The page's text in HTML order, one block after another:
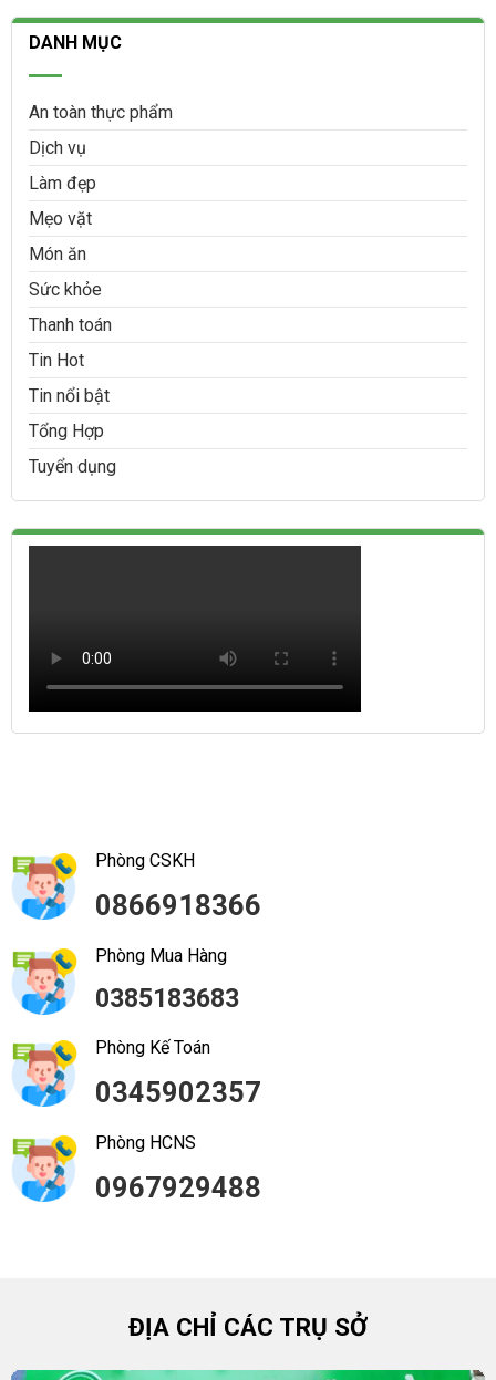
DANH MỤC
An toàn thực phẩm
Dịch vụ
Làm đẹp
Mẹo vặt
Món ăn
Sức khỏe
Thanh toán
Tin Hot
Tin nổi bật
Tổng Hợp
Tuyển dụng
Phòng CSKH
0866918366
Phòng Mua Hàng
0385183683
Phòng Kế Toán
0345902357
Phòng HCNS
0967929488
ĐỊA CHỈ CÁC TRỤ SỞ